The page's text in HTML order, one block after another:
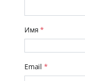
Имя*
Email *